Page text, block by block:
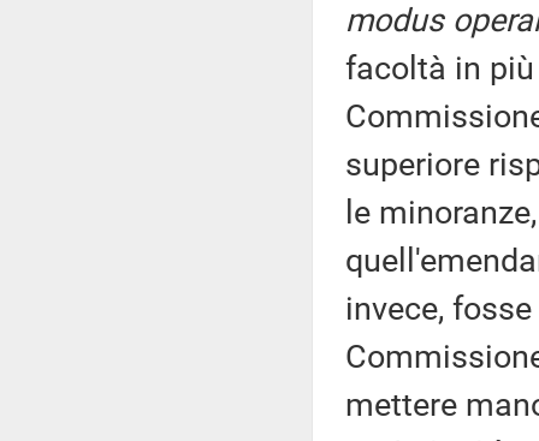
modus
facoltà in
superiore
le
invece,
mettere